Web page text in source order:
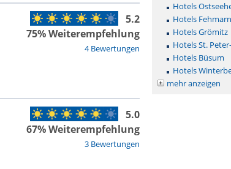
4 Bewertungen
5.2
75% Weiterempfehlung
3 Bewertungen
5.0
67% Weiterempfehlung
Hotels
Hotels Fehmarn
Hotels Grömitz
Hotels St.
Hotels Büsum
Hotels
mehr anzeigen